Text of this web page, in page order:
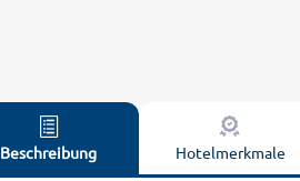
Beschreibung Hotelmerkmale